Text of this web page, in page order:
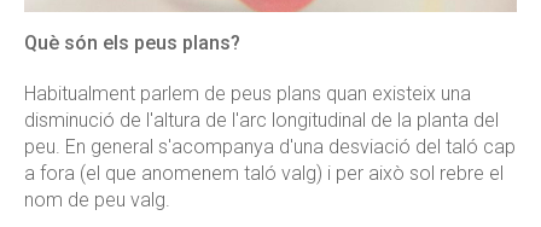
Què són els peus plans?
Habitualment parlem de peus plans quan existeix una
disminució de l'altura de l'arc longitudinal de la planta del
peu. En general s'acompanya d'una desviació del taló cap
a fora (el que anomenem taló valg) i per això sol rebre el
nom de peu valg.